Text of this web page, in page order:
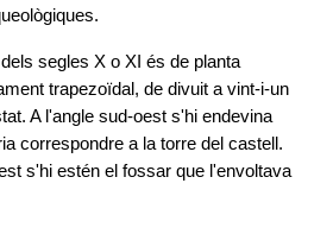
segles X o XI és de planta
trapezoïdal, de divuit a vint-i-un
A l'angle sud-oest s'hi endevina
correspondre a la torre del castell.
s'hi estén el fossar que l'envoltava